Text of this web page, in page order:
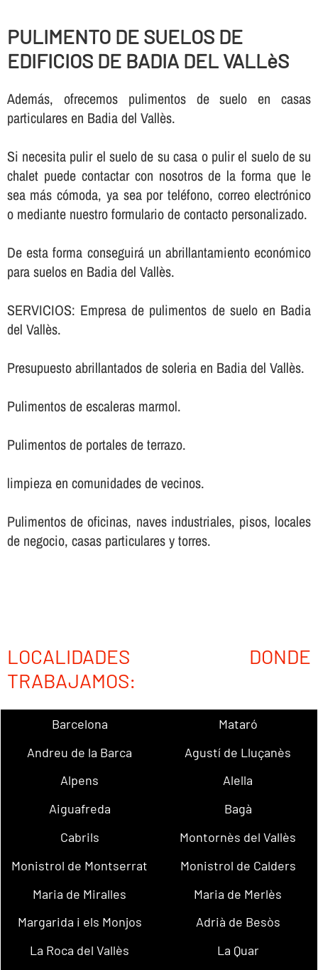
PULIMENTO DE SUELOS DE
EDIFICIOS DE BADIA DEL VALLèS
Además, ofrecemos pulimentos de suelo en casas
particulares en Badia del Vallès.
Si necesita pulir el suelo de su casa o pulir el suelo de su
chalet puede contactar con nosotros de la forma que le
sea más cómoda, ya sea por teléfono, correo electrónico
o mediante nuestro formulario de contacto personalizado.
De esta forma conseguirá un abrillantamiento económico
para suelos en Badia del Vallès.
SERVICIOS: Empresa de pulimentos de suelo en Badia
del Vallès.
Presupuesto abrillantados de soleria en Badia del Vallès.
Pulimentos de escaleras marmol.
Pulimentos de portales de terrazo.
limpieza en comunidades de vecinos.
Pulimentos de oficinas, naves industriales, pisos, locales
de negocio, casas particulares y torres.
LOCALIDADES DONDE
TRABAJAMOS:
Barcelona
Mataró
Andreu de la Barca
Agustí de Lluçanès
Alpens
Alella
Aiguafreda
Bagà
Cabrils
Montornès del Vallès
Monistrol de Montserrat
Monistrol de Calders
Maria de Miralles
Maria de Merlès
Margarida i els Monjos
Adrià de Besòs
La Roca del Vallès
La Quar